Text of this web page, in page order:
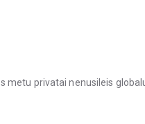
metu privatai nenusileis